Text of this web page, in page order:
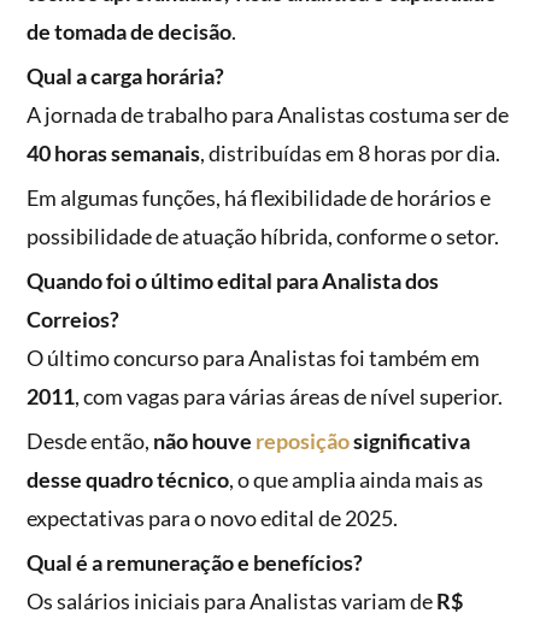
de tomada de decisão.
Qual a carga horária?
A jornada de trabalho para Analistas costuma ser de
40 horas semanais, distribuídas em 8 horas por dia.
Em algumas funções, há flexibilidade de horários e
possibilidade de atuação híbrida, conforme o setor.
Quando foi o último edital para Analista dos
Correios?
O último concurso para Analistas foi também em
2011, com vagas para várias áreas de nível superior.
Desde então, não houve reposiçãosignificativa
desse quadro técnico, o que amplia ainda mais as
expectativas para o novo edital de 2025.
Qual é a remuneração e benefícios?
Os salários iniciais para Analistas variam deR$